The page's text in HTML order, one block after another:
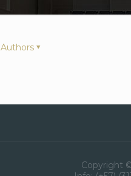
Authors
Copyright